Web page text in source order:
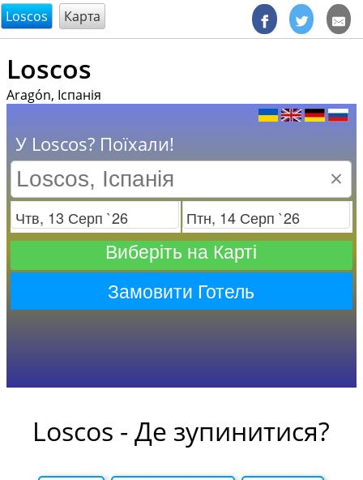
@endsectiom
Loscos Карта
Loscos
Aragón, Іспанія
У Loscos? Поїхали!
×
Заезд
Виберіть на Карті
Замовити Готель
Loscos - Де зупинитися?